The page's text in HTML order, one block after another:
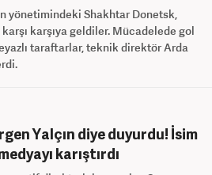
yönetimindeki Shakhtar Donetsk,
karşıya geldiler. Mücadelede gol
taraftarlar, teknik direktör Arda
Yalçın diye duyurdu! İsim
karıştırdı